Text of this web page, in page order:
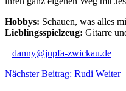
Hobbys: Schauen, was alles
Lieblingsspielzeug: Gitarre
danny@jupfa-zwickau.de
Nächster Beitrag: Rudi Weiter